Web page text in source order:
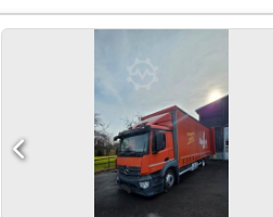
ルー, エアコン, クルーズコントロール
トラクションコントロール, パーキン